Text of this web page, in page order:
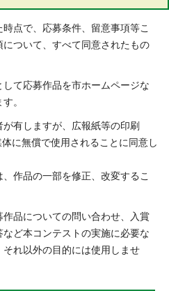
点で、応募条件、留意事項等こ
ついて、すべて同意されたもの
て応募作品を市ホームページな
。
有しますが、広報紙等の印刷
に無償で使用されることに同意し
作品の一部を修正、改変するこ
品についての問い合わせ、入賞
ど本コンテストの実施に必要な
れ以外の目的には使用しませ